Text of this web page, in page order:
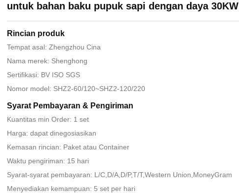
untuk bahan baku pupuk sapi dengan daya 30KW
Rincian produk
Tempat asal: Zhengzhou Cina
Nama merek: Shenghong
Sertifikasi: BV ISO SGS
Nomor model: SHZ2-60/120~SHZ2-120/220
Syarat Pembayaran & Pengiriman
Kuantitas min Order: 1 set
Harga: dapat dinegosiasikan
Kemasan rincian: Paket atau Container
Waktu pengiriman: 15 hari
Syarat-syarat pembayaran: L/C,D/A,D/P,T/T,Western Union,MoneyGram
Menyediakan kemampuan: 5 set per hari